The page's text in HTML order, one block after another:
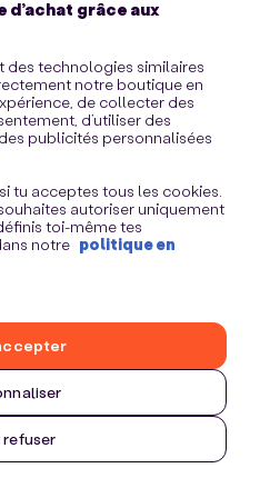
d’achat grâce aux
des technologies similaires
notre boutique en
de collecter des
d’utiliser des
publicités personnalisées
tu acceptes tous les cookies.
autoriser uniquement
toi-même tes
notre politique en
refuser